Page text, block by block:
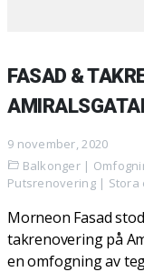
FASAD &
9 november, 2020
Balkonger |
Putsrenovering|
Morneon Fasad
takrenovering på
en omfogning av